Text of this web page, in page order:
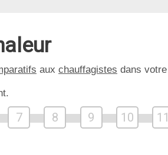
aux chauffagistes dans votre
7 8 9 10 11